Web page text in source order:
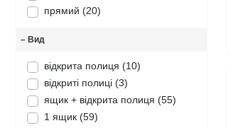
прямий (20)
– Вид
відкрита полиця (10)
відкриті полиці (3)
ящик + відкрита полиця (55)
1 ящик (59)